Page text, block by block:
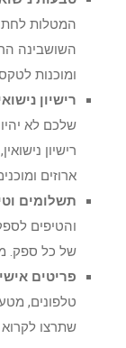
המטלות
השושבינה
ומוכנות לטקס.
רישיון
שלכם לא יהיו
רישיון
ארוזים ומוכנים.
תשלומים
והטיפים
של כל ספק.
פריטים
טלפונים,
שתרצו לקרוא